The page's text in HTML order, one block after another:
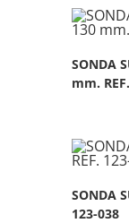
SONDA
mm.
SONDA
123-038